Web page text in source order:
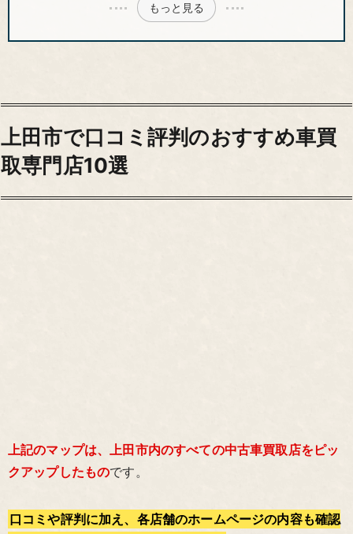
もっと見る
上田市で口コミ評判のおすすめ車買
取専門店10選
上記のマップは、上田市内のすべての中古車買取店をピッ
クアップしたものです。
口コミや評判に加え、各店舗のホームページの内容も確認